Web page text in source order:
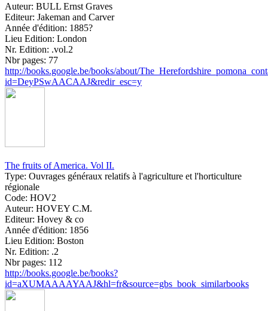
Auteur: BULL Ernst Graves
Editeur: Jakeman and Carver
Année d'édition: 1885?
Lieu Edition: London
Nr. Edition: .vol.2
Nbr pages: 77
http://books.google.be/books/about/
id=DeyPSwAACAAJ&redir_esc=y
The fruits of America. Vol II.
Type: Ouvrages généraux relatifs à l'agriculture et l'horticulture
régionale
Code: HOV2
Auteur: HOVEY C.M.
Editeur: Hovey & co
Année d'édition: 1856
Lieu Edition: Boston
Nr. Edition: .2
Nbr pages: 112
http://books.google.be/books?
id=aXUMAAAAYAAJ&hl=fr&source=gbs_book_similarbooks